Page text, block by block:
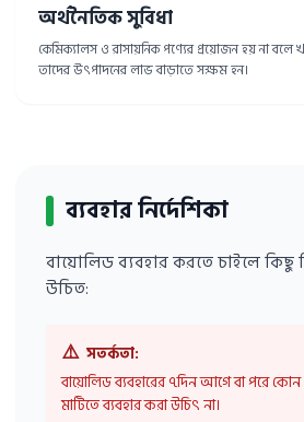
অর্থনৈতিক সুবিধা
কেমিক্যালস ও রাসায়নিক পণ্যের প্রয়োজন হয় না
তাদের উৎপাদনের লাভ বাড়াতে সক্ষম হন।
ব্যবহার নির্দেশিকা
বায়োলিড ব্যবহার করতে চাইলে কিছু
উচিত:
⚠️ সতর্কতা:
বায়োলিড ব্যবহারের ৭দিন আগে বা পরে
মাটিতে ব্যবহার করা উচিৎ না।